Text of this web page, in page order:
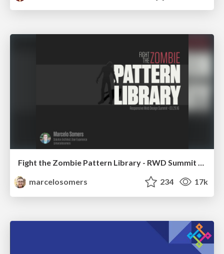
Fight the Zombie Pattern Library - RWD Summit 2016
marcelosomers
234 17k